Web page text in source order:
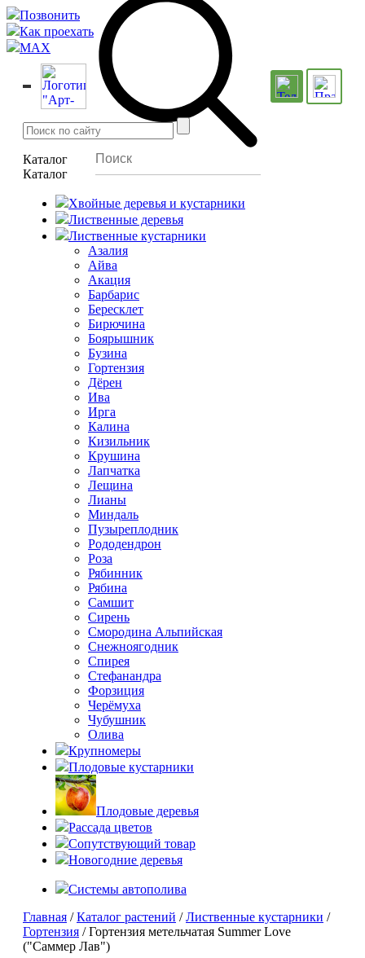
Позвонить
Как проехать
MAX
Каталог
Каталог
Хвойные деревья и кустарники
Лиственные деревья
Лиственные кустарники
Азалия
Айва
Акация
Барбарис
Бересклет
Бирючина
Боярышник
Бузина
Гортензия
Дёрен
Ива
Ирга
Калина
Кизильник
Крушина
Лапчатка
Лещина
Лианы
Миндаль
Пузыреплодник
Рододендрон
Роза
Рябинник
Рябина
Самшит
Сирень
Смородина Альпийская
Снежноягодник
Спирея
Стефанандра
Форзиция
Черёмуха
Чубушник
Олива
Крупномеры
Плодовые кустарники
Плодовые деревья
Рассада цветов
Сопутствующий товар
Новогодние деревья
Системы автополива
Главная /Каталог растений /Лиственные кустарники /
Гортензия / Гортензия метельчатая Summer Love
("Саммер Лав")